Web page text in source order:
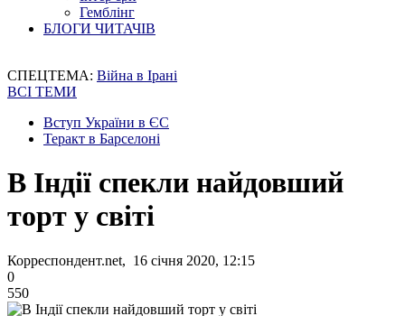
Гемблінг
БЛОГИ ЧИТАЧІВ
СПЕЦТЕМА: Війна в Ірані
ВСІ ТЕМИ
Вступ України в ЄС
Теракт в Барселоні
В Індії спекли найдовший
торт у світі
Корреспондент.net, 16 січня 2020, 12:15
0
550